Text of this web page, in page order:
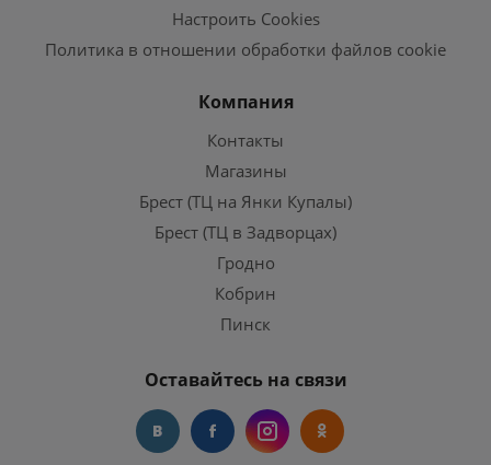
Настроить Cookies
Политика в отношении обработки файлов cookie
Компания
Контакты
Магазины
Брест (ТЦ на Янки Купалы)
Брест (ТЦ в Задворцах)
Гродно
Кобрин
Пинск
Оставайтесь на связи